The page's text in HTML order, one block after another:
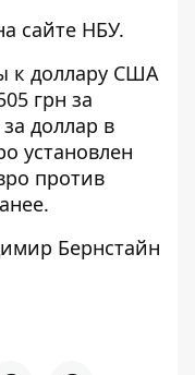
сайте НБУ.
к доллару США
грн за
доллар в
установлен
против
Бернстайн